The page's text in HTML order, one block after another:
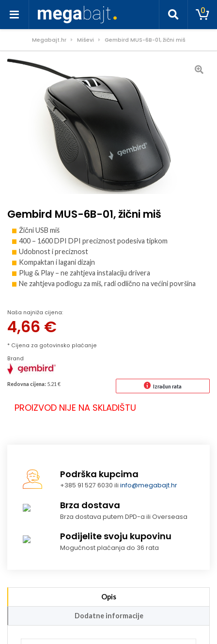
0
Megabajt.hr Miševi Gembird MUS-6B-01, žični miš
Gembird MUS-6B-01, žični miš
Žični USB miš
400 – 1600 DPI DPI preciznost podesiva tipkom
Udobnost i preciznost
Kompaktan i lagani dizajn
Plug & Play – ne zahtjeva instalaciju drivera
Ne zahtjeva podlogu za miš, radi odlično na većini površina
Naša najniža cijena:
4,66 €
* Cijena za gotovinsko plaćanje
Brand
Redovna cijena: 5.21 € Izračun rata
PROIZVOD NIJE NA SKLADIŠTU
Podrška kupcima
+385 91 527 6030 iliinfo@megabajt.hr
Brza dostava
Brza dostava putem DPD-a ili Overseasa
Podijelite svoju kupovinu
Mogućnost plaćanja do 36 rata
Opis
Dodatne informacije